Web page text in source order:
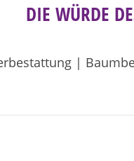
DIE WÜRDE
|